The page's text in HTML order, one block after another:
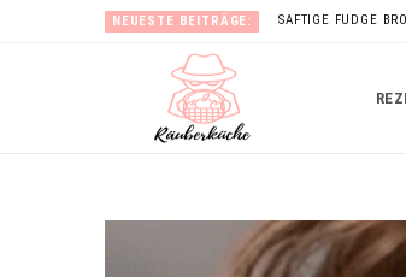
NEUESTE BEITRÄGE: SAFTIGE FUDGE